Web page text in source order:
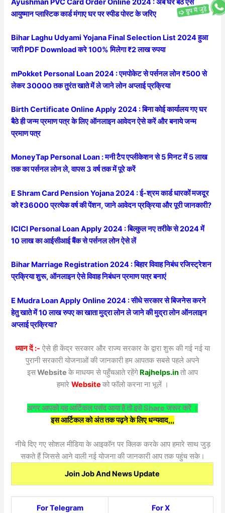
Ayushman PVC Card Order Online 2024 : अब घर बैठे ऐसे
आयुष्मान प्लास्टिक कार्ड मंगाए घर पर स्पीड पोस्ट के जरिए
Bihar Laghu Udyami Yojana Final Selection List 2024 हुआ
जारी PDF Download करे 100% मिलेगा ₹2 लाख रुपया
mPokket Personal Loan 2024 : एमपोकेट से पर्सनल लोन ₹500 से
लेकर 30000 तक तुरंत खाते में ले जाने लोन अप्लाई प्रक्रिया
Birth Certificate Online Apply 2024 : बिना कोई कार्यालय गए घर
बैठे ही जन्म प्रमाण पत्र के लिए ऑनलाइन आवेदन ऐसे करें और बनाये जन्म
प्रमाण पत्र
MoneyTap Personal Loan : मनी टैप एप्लीकेशन से 5 मिनट में 5 लाख
तक का पर्सनल लोन ले, वापस 3 वर्ष तक में पूरे करें
E Shram Card Pension Yojana 2024 : ई-श्रम कार्ड धारकों मजदूर
को ₹36000 प्रत्येक वर्ष की पेंशन, जाने आवेदन प्रक्रिया और पूरी जानकारी?
ICICI Personal Loan Apply 2024 : बिल्कुल नए तरीके से 2024 में
10 लाख का आईसीआई बैंक से पर्सनल लोन ऐसे लें
Bihar Marriage Registration 2024 : बिहार विवाह निबंध रजिस्ट्रेशन
प्रक्रिया शुरू, ऑनलाइन ऐसे विवाह निबंधन प्रमाण पत्र बनाएं
E Mudra Loan Apply Online 2024 : सीधे सरकार से बिजनेस करने
हेतु खाते में 10 लाख रुपए का खाता मुद्रा लोन ले जाने की मुद्रा लोन ऑनलाइन
अप्लाई प्रक्रिया?
ध्यान दें :- ऐसे ही केंद्र सरकार और राज्य सरकार के द्वारा शुरू की गई नई या
पुरानी सरकारी योजनाओं की जानकारी हम आपतक सबसे पहले अपने
इसWebsite के माधयम से पहुँचआते रहेंगे Rajhelps.inतो आप
हमारे Website को फॉलो करना ना भूलें ।
अगर आपको यह आर्टिकल पसंद आया है तो इसे Share जरूर करें ।
इस आर्टिकल को अंत तक पढ़ने के लिए धन्यवाद,,,
नीचे दिए गए सोशल मीडिया के आइकॉन पर क्लिक करके आप हमारे साथ जुड़
सकते हैं जिससे आने वाली नई योजना की जानकारी आप तक पहुंच सके।
Join Job And News Update
For Telegram For X